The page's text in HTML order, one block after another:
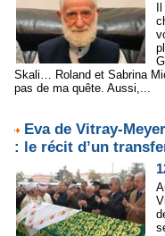
Skali… Roland et Sabrina
pas de ma quête. Aussi,...
Eva de Vitray-
: le récit d’un